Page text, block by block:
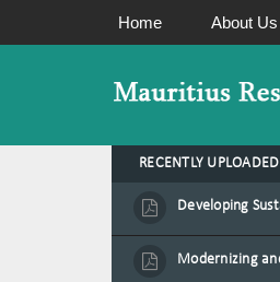
Home About Us
RECENTLY UPLOADED